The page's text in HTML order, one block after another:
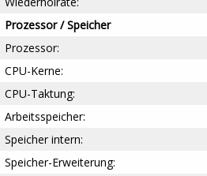
Prozessor / Speicher
Prozessor:
CPU-Kerne:
CPU-Taktung:
Arbeitsspeicher:
Speicher intern:
Speicher-Erweiterung: